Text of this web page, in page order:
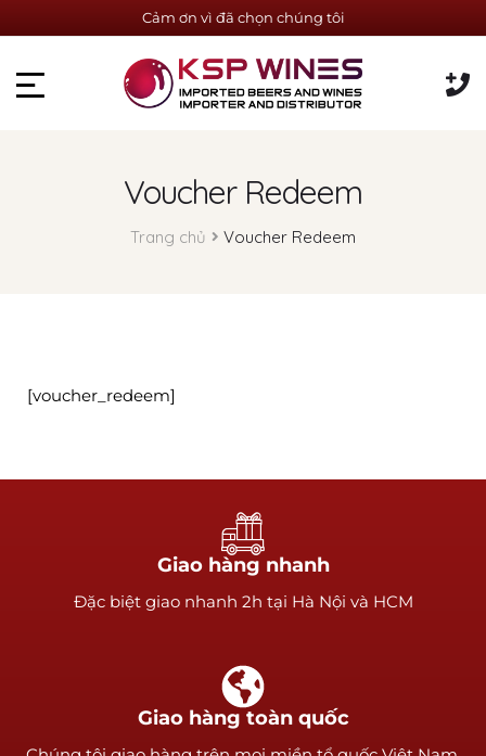
Cảm ơn vì đã chọn chúng tôi
Voucher Redeem
Trang chủ Voucher Redeem
[voucher_redeem]
Giao hàng nhanh
Ðặc biệt giao nhanh 2h tại Hà Nội và HCM
Giao hàng toàn quốc